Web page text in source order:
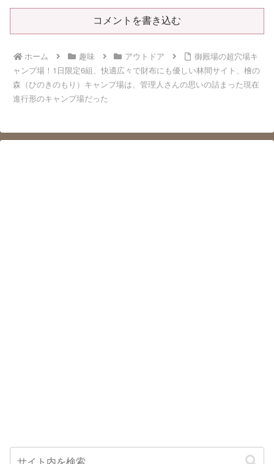
コメントを書き込む
ホーム 趣味 アウトドア
御殿場の超穴場キ
ャンプ場！1日限定6組、快適広々で財布にも優しい林間サイト、檜の
森（ひのきのもり）キャンプ場は、管理人さんの思いの詰まった現在
進行形のキャンプ場だった